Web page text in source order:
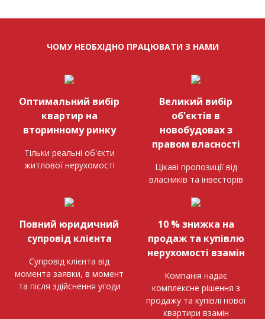
ЧОМУ НЕОБХІДНО ПРАЦЮВАТИ З НАМИ
Оптимальний вибір
квартир на
вторинному ринку
Тільки реальні об'єкти
житлової нерухомості
Великий вибір
об'єктів в
новобудовах з
правом власності
Цікаві пропозиції від
власників та інвесторів
Повний юридичний
супровід клієнта
Супровід клієнта від
момента заявки, в момент
та після здійснення угоди
10 % знижка на
продаж та купівлю
нерухомості взамін
Компанія надає
комплексне рішення з
продажу та купівлі нової
квартири взамін